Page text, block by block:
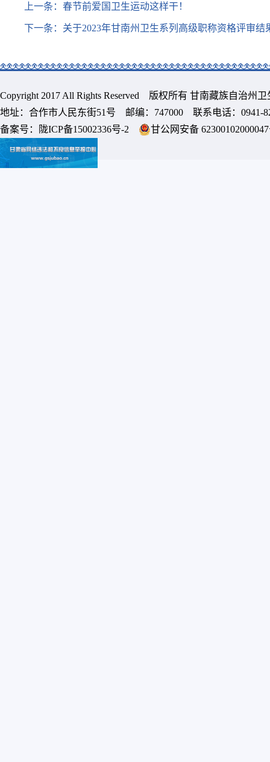
上一条： 春节前爱国卫生运动这样干！
下一条： 关于2023年甘南州卫生系列高级职称资格评审结
Copyright 2017 All Rights Reserved 版权所有 甘南藏族自治州
地址：合作市人民东街51号 邮编：747000 联系电话：0941-
备案号：
陇ICP备15002336号-2 甘公网安备